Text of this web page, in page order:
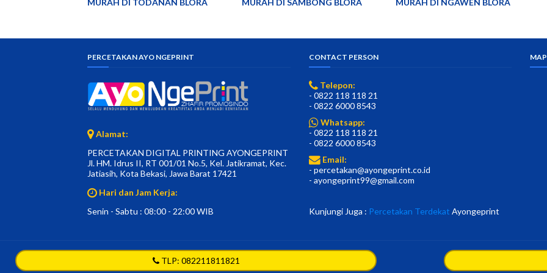
MURAH DI TODANAN BLORA
MURAH DI SAMBONG BLORA
MURAH DI NGAWEN BLORA
PERCETAKAN AYO NGEPRINT
Alamat:
PERCETAKAN DIGITAL PRINTING AYONGEPRINT
Jl. HM. Idrus II, RT 001/01 No.5, Kel. Jatikramat, Kec.
Jatiasih, Kota Bekasi, Jawa Barat 17421
Hari dan Jam Kerja:
Senin - Sabtu : 08:00 - 22:00 WIB
CONTACT PERSON
Telepon:
- 0822 118 118 21
- 0822 6000 8543
Whatsapp:
- 0822 118 118 21
- 0822 6000 8543
Email:
- percetakan@ayongeprint.co.id
- ayongeprint99@gmail.com
Kunjungi Juga : Percetakan Terdekat Ayongeprint
©Copyright Ayongeprint.com All Rights Reserved.
TLP: 082211811821